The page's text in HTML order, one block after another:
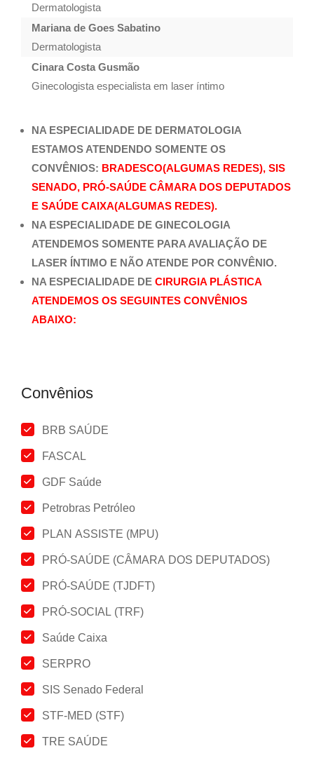
Dermatologista
Mariana de Goes Sabatino
Dermatologista
Cinara Costa Gusmão
Ginecologista especialista em laser íntimo
NA ESPECIALIDADE DE DERMATOLOGIA
ESTAMOS ATENDENDO SOMENTE OS
CONVÊNIOS: BRADESCO(ALGUMAS REDES), SIS
SENADO, PRÓ-SAÚDE CÂMARA DOS DEPUTADOS
E SAÚDE CAIXA(ALGUMAS REDES).
NA ESPECIALIDADE DE GINECOLOGIA
ATENDEMOS SOMENTE PARA AVALIAÇÃO DE
LASER ÍNTIMO E NÃO ATENDE POR CONVÊNIO.
NA ESPECIALIDADE DE CIRURGIA PLÁSTICA
ATENDEMOS OS SEGUINTES CONVÊNIOS
ABAIXO:
Convênios
BRB SAÚDE
FASCAL
GDF Saúde
Petrobras Petróleo
PLAN ASSISTE (MPU)
PRÓ-SAÚDE (CÂMARA DOS DEPUTADOS)
PRÓ-SAÚDE (TJDFT)
PRÓ-SOCIAL (TRF)
Saúde Caixa
SERPRO
SIS Senado Federal
STF-MED (STF)
TRE SAÚDE